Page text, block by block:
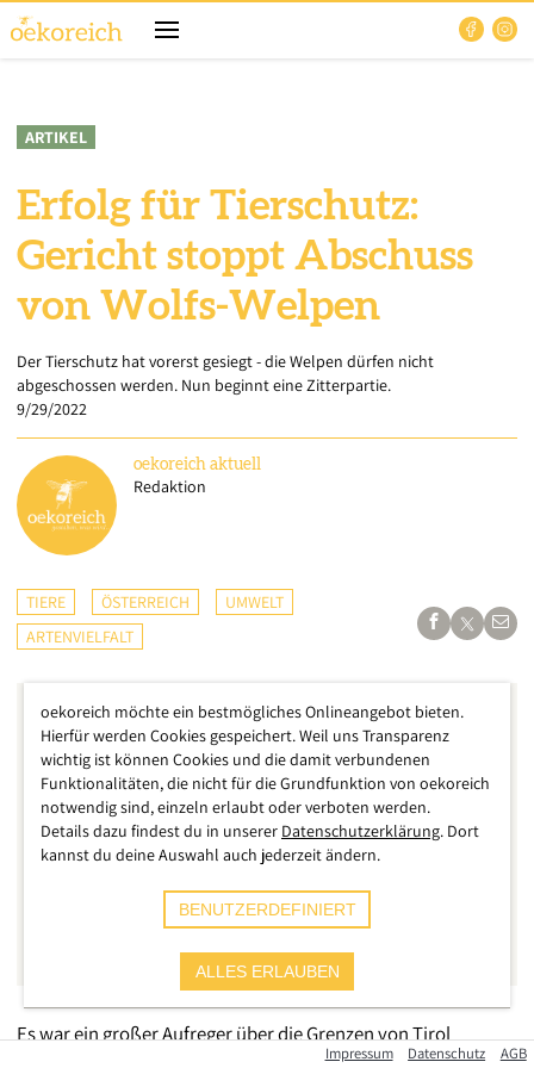
ARTIKEL
Erfolg für Tierschutz:
Gericht stoppt Abschuss
von Wolfs-Welpen
Der Tierschutz hat vorerst gesiegt - die Welpen dürfen nicht
abgeschossen werden. Nun beginnt eine Zitterpartie.
9/29/2022
oekoreich aktuell
Redaktion
TIERE ÖSTERREICH
UMWELT
ARTENVIELFALT
Es war ein großer Aufreger über die Grenzen von Tirol
hinweg, als im September bekanntgegeben wurde, dass
Impressum Datenschutz AGB
oekoreich möchte ein bestmögliches Onlineangebot bieten.
Hierfür werden Cookies gespeichert. Weil uns Transparenz
wichtig ist können Cookies und die damit verbundenen
Funktionalitäten, die nicht für die Grundfunktion von oekoreich
notwendig sind, einzeln erlaubt oder verboten werden.
Details dazu findest du in unserer Datenschutzerklärung. Dort
kannst du deine Auswahl auch jederzeit ändern.
BENUTZERDEFINIERT
ALLES ERLAUBEN